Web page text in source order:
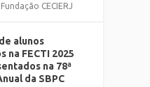
Fundação CECIERJ
alunos
na FECTI 2025
na 78ª
da SBPC